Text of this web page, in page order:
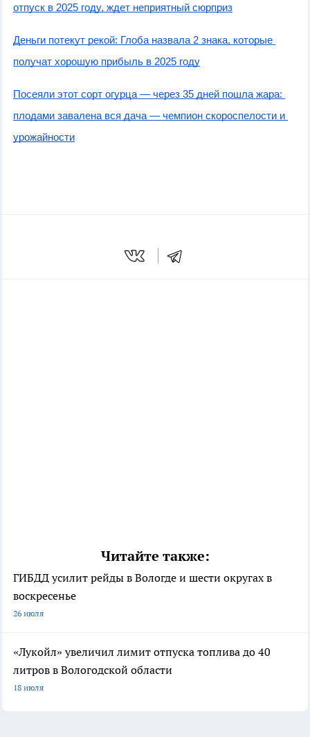
отпуск в 2025 году, ждет неприятный сюрприз
Деньги потекут рекой: Глоба назвала 2 знака, которые
получат хорошую прибыль в 2025 году
Посеяли этот сорт огурца — через 35 дней пошла жара:
плодами завалена вся дача — чемпион скороспелости и
урожайности
Читайте также:
ГИБДД усилит рейды в Вологде и шести округах в
воскресенье
26 июля
«Лукойл» увеличил лимит отпуска топлива до 40
литров в Вологодской области
18 июля